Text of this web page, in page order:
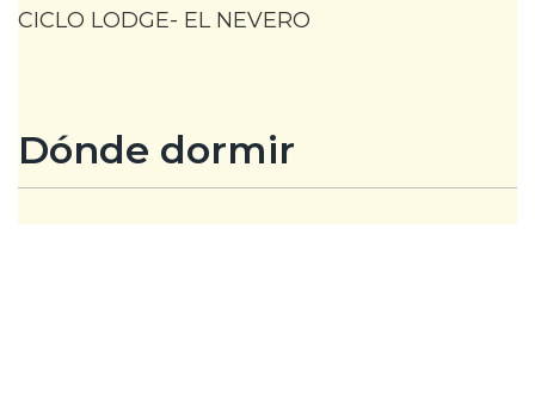
CICLO LODGE- EL NEVERO
Dónde dormir